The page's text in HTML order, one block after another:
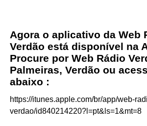
Agora o aplicativo da Web
Verdão está disponível na
Procure por Web Rádio
Palmeiras, Verdão ou
abaixo :
https://itunes.apple.com/br/app/web-
verdao/id840214220?l=pt&ls=1&mt=8